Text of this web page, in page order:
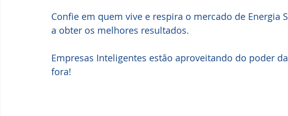
Confie em quem vive e respira o mercado de Energia
a obter os melhores resultados.
Empresas Inteligentes estão aproveitando do poder
fora!